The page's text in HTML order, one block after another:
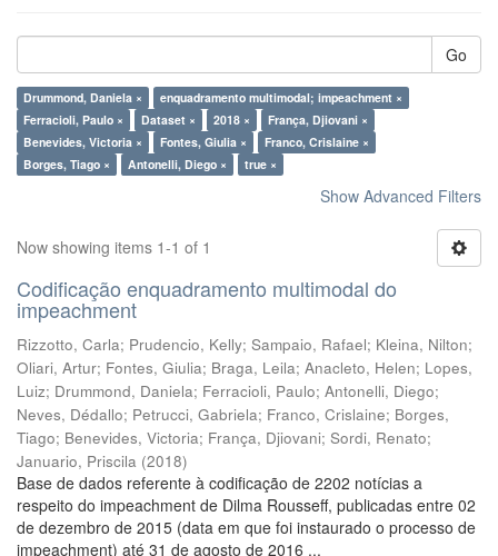
Go
Drummond, Daniela ×
enquadramento multimodal; impeachment ×
Ferracioli, Paulo ×
Dataset × 2018 ×
França, Djiovani ×
Benevides, Victoria ×
Fontes, Giulia ×
Franco, Crislaine ×
Borges, Tiago ×
Antonelli, Diego × true ×
Show Advanced Filters
Now showing items 1-1 of 1
Codificação enquadramento multimodal do
impeachment
Rizzotto, Carla; Prudencio, Kelly; Sampaio, Rafael; Kleina, Nilton;
Oliari, Artur; Fontes, Giulia; Braga, Leila; Anacleto, Helen; Lopes,
Luiz; Drummond, Daniela; Ferracioli, Paulo; Antonelli, Diego;
Neves, Dédallo; Petrucci, Gabriela; Franco, Crislaine; Borges,
Tiago; Benevides, Victoria; França, Djiovani; Sordi, Renato;
Januario, Priscila (2018)
Base de dados referente à codificação de 2202 notícias a
respeito do impeachment de Dilma Rousseff, publicadas entre 02
de dezembro de 2015 (data em que foi instaurado o processo de
impeachment) até 31 de agosto de 2016 ...